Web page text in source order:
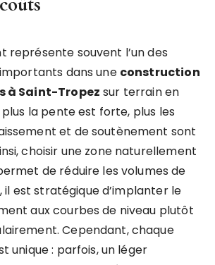
représente souvent l’un des
dans une construction
à Saint-Tropez sur terrain en
la pente est forte, plus les
et de soutènement sont
choisir une zone naturellement
de réduire les volumes de
il est stratégique d’implanter le
aux courbes de niveau plutôt
Cependant, chaque
unique : parfois, un léger